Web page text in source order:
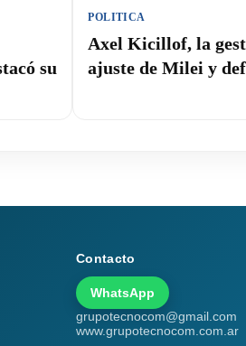
su
POLITICA
Axel Kicillof, la
ajuste de Milei y
Contacto
WhatsApp
grupotecnocom@gmail.com
www.grupotecnocom.com.ar